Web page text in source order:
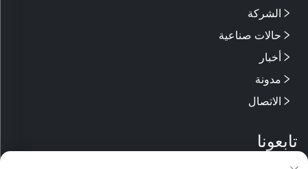
الشركة
حالات صناعية
أخبار
مدونة
الاتصال
تابعونا